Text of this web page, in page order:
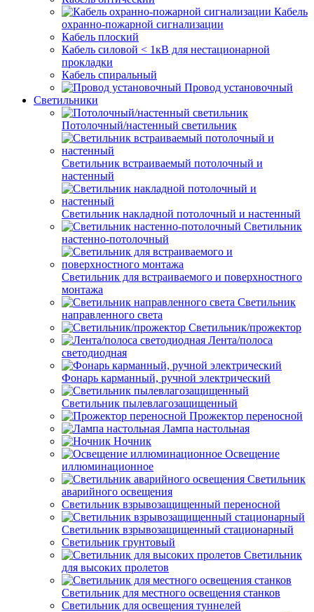
Кабель
охранно-пожарной сигнализации
Кабель плоский
Кабель силовой < 1кВ для нестационарной
прокладки
Кабель спиральный
Провод установочный
Светильники
Потолочный/настенный светильник
Светильник встраиваемый потолочный и
настенный
Светильник накладной потолочный и настенный
Светильник
настенно-потолочный
Светильник для встраиваемого и поверхностного
монтажа
Светильник
направленного света
Светильник/прожектор
Лента/полоса
светодиодная
Фонарь карманный, ручной электрический
Светильник пылевлагозащищенный
Прожектор переносной
Лампа настольная
Ночник
Освещение
иллюминационное
Светильник
аварийного освещения
Светильник взрывозащищенный переносной
Светильник взрывозащищенный стационарный
Светильник грунтовый
Светильник
для высоких пролетов
Светильник для местного освещения станков
Светильник для освещения туннелей